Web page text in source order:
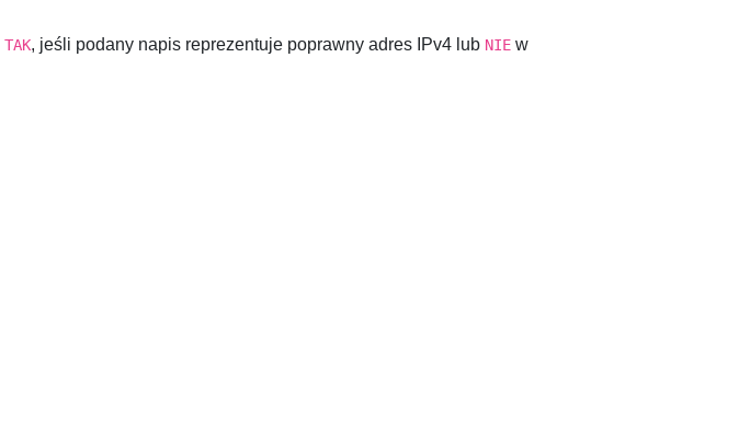
TAK, jeśli podany napis reprezentuje poprawny adres IPv4 lub NIE w